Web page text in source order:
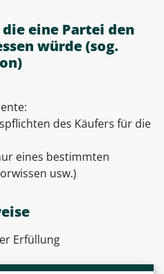
eine Partei den
würde (sog.
des Käufers für die
eines bestimmten
usw.)
Erfüllung